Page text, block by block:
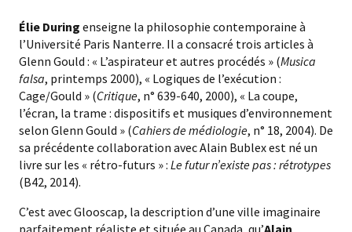
Élie During enseigne la philosophie contemporaine à
l’Université Paris Nanterre. Il a consacré trois articles à
Glenn Gould : « L’aspirateur et autres procédés » (Musica
falsa, printemps 2000), « Logiques de l’exécution :
Cage/Gould » (Critique, n° 639-640, 2000), « La coupe,
l’écran, la trame : dispositifs et musiques d’environnement
selon Glenn Gould » (Cahiers de médiologie, n° 18, 2004). De
sa précédente collaboration avec Alain Bublex est né un
livre sur les « rétro-futurs » : Le futur n’existe pas : rétrotypes
(B42, 2014).
C’est avec Glooscap, la description d’une ville imaginaire